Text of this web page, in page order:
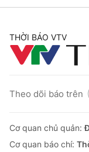
Chuyên mục khác
Photo
Video
VTV Money
THỜI BÁO VTV
Theo dõi báo trên
Cơ quan chủ quản:
Cơ quan báo chí: